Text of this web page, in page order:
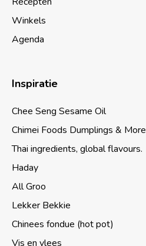
Winkels
Agenda
Inspiratie
Chee Seng Sesame Oil
Chimei Foods Dumplings & More
Thai ingredients, global flavours.
Haday
All Groo
Lekker Bekkie
Chinees fondue (hot pot)
Vis en vlees